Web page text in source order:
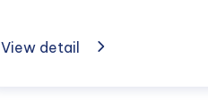
View detail